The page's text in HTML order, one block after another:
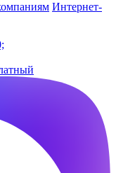
Интернет-